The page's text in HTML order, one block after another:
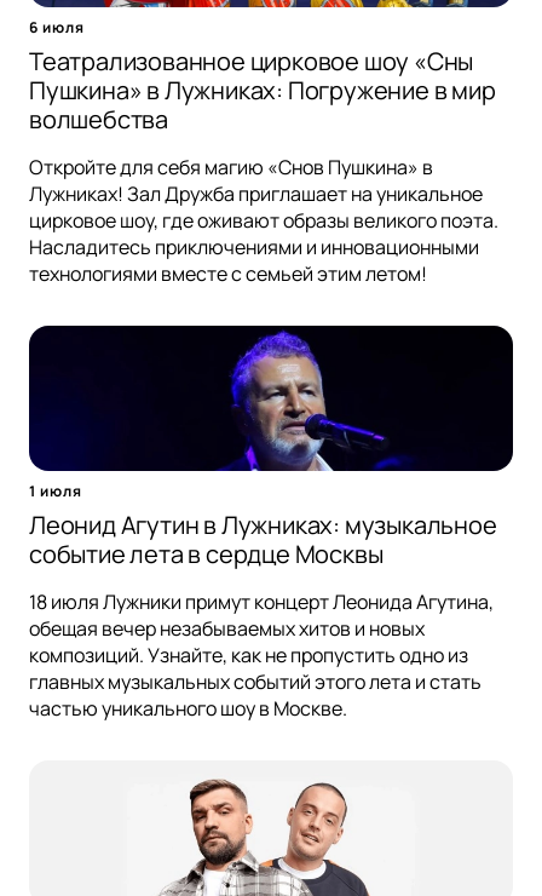
6 июля
Театрализованное цирковое шоу «Сны
Пушкина» в Лужниках: Погружение в мир
волшебства
Откройте для себя магию «Снов Пушкина» в
Лужниках! Зал Дружба приглашает на уникальное
цирковое шоу, где оживают образы великого поэта.
Насладитесь приключениями и инновационными
технологиями вместе с семьей этим летом!
1 июля
Леонид Агутин в Лужниках: музыкальное
событие лета в сердце Москвы
18 июля Лужники примут концерт Леонида Агутина,
обещая вечер незабываемых хитов и новых
композиций. Узнайте, как не пропустить одно из
главных музыкальных событий этого лета и стать
частью уникального шоу в Москве.